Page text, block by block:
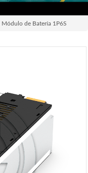
Módulo de Batería 1P6S